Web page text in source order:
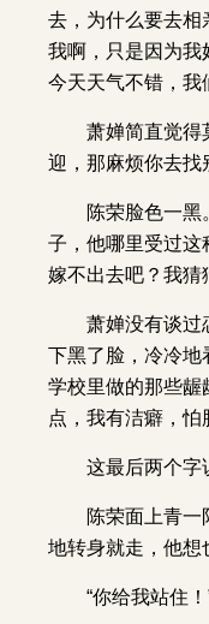
去，为什么要去相
我啊，只是因为我
今天天气不错，我
萧婵简直觉得
迎，那麻烦你去找
陈荣脸色一
子，他哪里受过这
嫁不出去吧？我猜
萧婵没有谈过
下黑了脸，冷冷地
学校里做的那些龌
点，我有洁癖，怕
这最后两个字
陈荣面上青
地转身就走，他想
“你给我站住！